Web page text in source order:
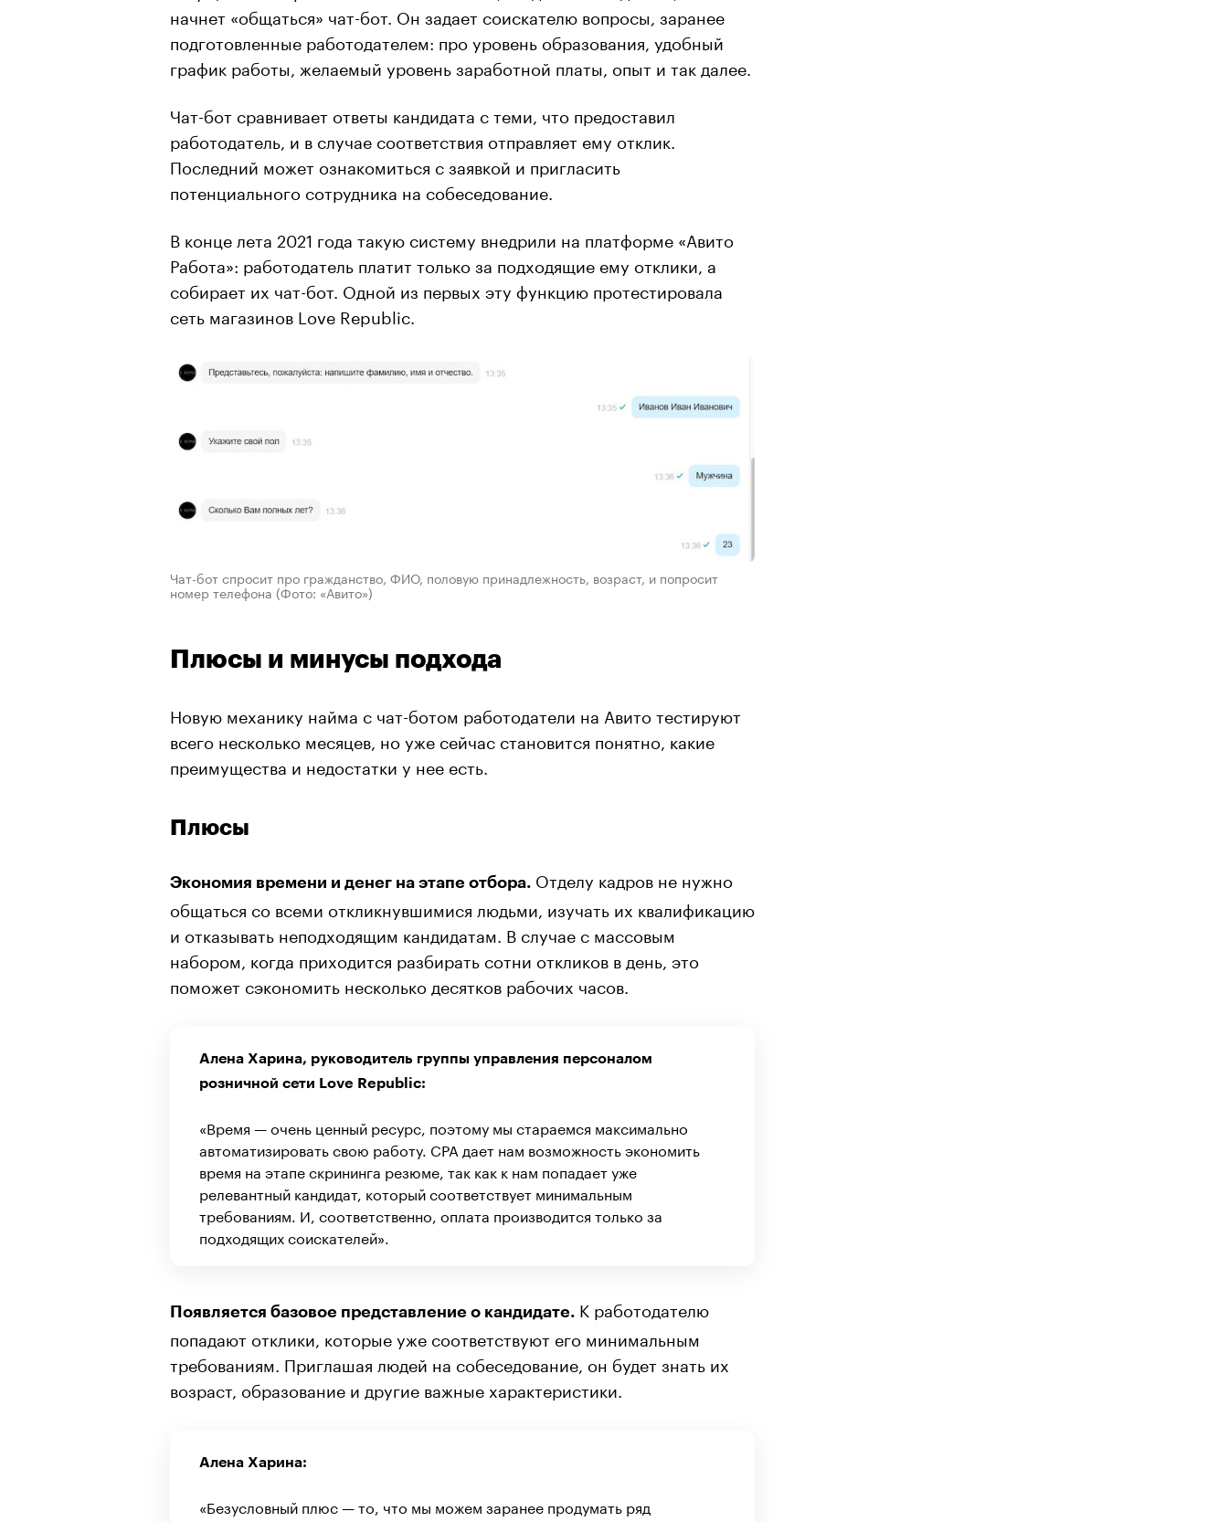
начнет «общаться» чат-бот. Он задает соискателю вопросы, заранее
подготовленные работодателем: про уровень образования, удобный
график работы, желаемый уровень заработной платы, опыт и так далее.
Чат-бот сравнивает ответы кандидата с теми, что предоставил
работодатель, и в случае соответствия отправляет ему отклик.
Последний может ознакомиться с заявкой и пригласить
потенциального сотрудника на собеседование.
В конце лета 2021 года такую систему внедрили на платформе «Авито
Работа»: работодатель платит только за подходящие ему отклики, а
собирает их чат-бот. Одной из первых эту функцию протестировала
сеть магазинов Love Republic.
Чат-бот спросит про гражданство, ФИО, половую принадлежность, возраст, и попросит
номер телефона (Фото: «Авито»)
Плюсы и минусы подхода
Новую механику найма с чат-ботом работодатели на Авито тестируют
всего несколько месяцев, но уже сейчас становится понятно, какие
преимущества и недостатки у нее есть.
Плюсы
Экономия времени и денег на этапе отбора. Отделу кадров не нужно
общаться со всеми откликнувшимися людьми, изучать их квалификацию
и отказывать неподходящим кандидатам. В случае с массовым
набором, когда приходится разбирать сотни откликов в день, это
поможет сэкономить несколько десятков рабочих часов.
Алена Харина, руководитель группы управления персоналом
розничной сети Love Republic:
«Время — очень ценный ресурс, поэтому мы стараемся максимально
автоматизировать свою работу. CPA дает нам возможность экономить
время на этапе скрининга резюме, так как к нам попадает уже
релевантный кандидат, который соответствует минимальным
требованиям. И, соответственно, оплата производится только за
подходящих соискателей».
Появляется базовое представление о кандидате. К работодателю
попадают отклики, которые уже соответствуют его минимальным
требованиям. Приглашая людей на собеседование, он будет знать их
возраст, образование и другие важные характеристики.
Алена Харина:
«Безусловный плюс — то, что мы можем заранее продумать ряд